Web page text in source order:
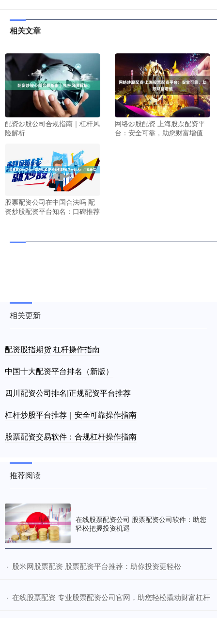
相关文章
配资炒股公司合规指南｜杠杆风
险解析
网络炒股配资 上海股票配资平
台：安全可靠，助您财富增值
股票配资公司在中国合法吗 配
资炒股配资平台知名：口碑推荐
相关更新
配资股指期货 杠杆操作指南
中国十大配资平台排名（新版）
四川配资公司排名|正规配资平台推荐
杠杆炒股平台推荐｜安全可靠操作指南
股票配资交易软件：合规杠杆操作指南
推荐阅读
在线股票配资公司 股票配资公司软件：助您
轻松把握投资机遇
· ​股米网股票配资 股票配资平台推荐：助你投资更轻松
· ​在线股票配资 专业股票配资公司官网，助您轻松撬动财富杠杆